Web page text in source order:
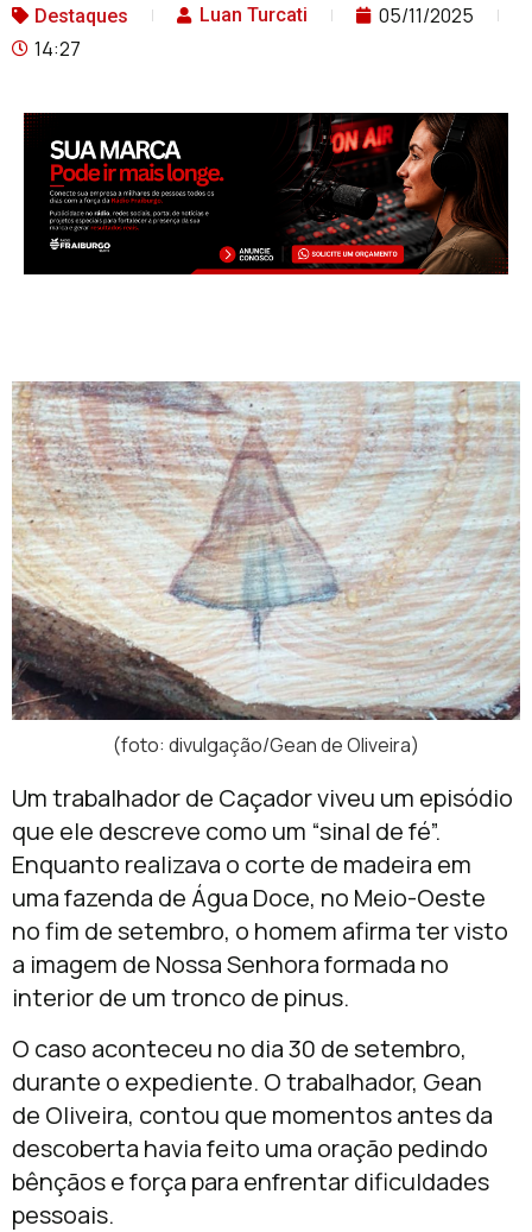
Destaques Luan Turcati
05/11/2025
14:27
(foto: divulgação/Gean de Oliveira)
Um trabalhador de Caçador viveu um episódio
que ele descreve como um “sinal de fé”.
Enquanto realizava o corte de madeira em
uma fazenda de Água Doce, no Meio-Oeste
no fim de setembro, o homem afirma ter visto
a imagem de Nossa Senhora formada no
interior de um tronco de pinus.
O caso aconteceu no dia 30 de setembro,
durante o expediente. O trabalhador, Gean
de Oliveira, contou que momentos antes da
descoberta havia feito uma oração pedindo
bênçãos e força para enfrentar dificuldades
pessoais.